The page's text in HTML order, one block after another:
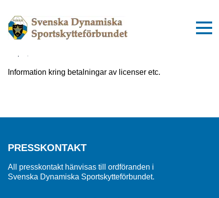
Viktig information om inbetalningar
till SDSSF
Information kring betalningar av licenser etc.
PRESSKONTAKT
All presskontakt hänvisas till ordföranden i
Svenska Dynamiska Sportskytteförbundet.